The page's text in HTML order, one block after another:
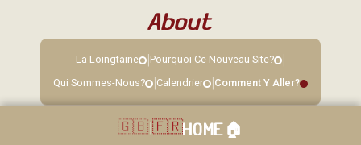
About
La Loingtaine Pourquoi Ce Nouveau Site?
Qui Sommes-Nous? Calendrier Comment Y Aller?
🇬🇧|🇫🇷HOME 🏠︎